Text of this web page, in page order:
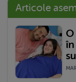
Articole
în